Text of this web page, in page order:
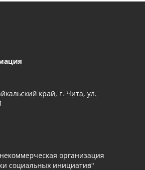
край, г. Чита, ул.
организация
социальных инициатив"